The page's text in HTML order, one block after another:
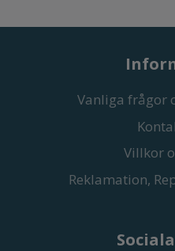
Vanliga frågor
Villkor
Reklamation,